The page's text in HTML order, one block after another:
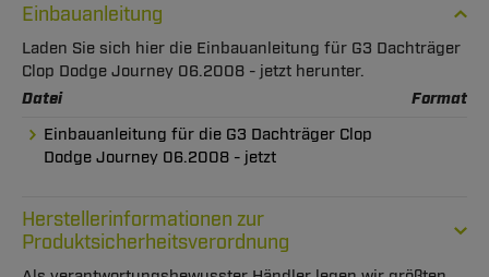
Einbauanleitung
Laden Sie sich hier die Einbauanleitung für G3 Dachträger
Clop Dodge Journey 06.2008 - jetzt herunter.
Datei Format
Einbauanleitung für die G3 Dachträger Clop
Dodge Journey 06.2008 - jetzt
Herstellerinformationen zur
Produktsicherheitsverordnung